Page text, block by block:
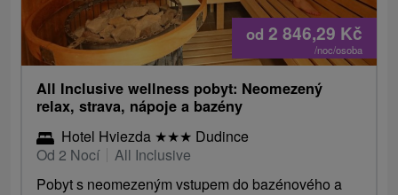
od 2 846,29 Kč
/noc/osoba
All Inclusive wellness pobyt: Neomezený
relax, strava, nápoje a bazény
Hotel Hviezda ★★★ Dudince
Od 2 Nocí
All Inclusive
Pobyt s neomezeným vstupem do bazénového a